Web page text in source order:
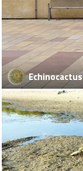
Echinocactus